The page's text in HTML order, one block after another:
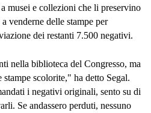
musei e collezioni che li preservino
venderne delle stampe per
dei restanti 7.500 negativi.
nella biblioteca del Congresso, ma
stampe scolorite," ha detto Segal.
i negativi originali, sento su di
Se andassero perduti, nessuno